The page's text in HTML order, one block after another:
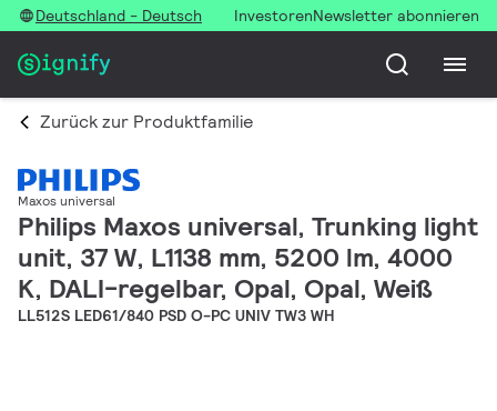
Deutschland - Deutsch InvestorenNewsletter abonnieren
Zurück zur Produktfamilie
Maxos universal
Philips Maxos universal, Trunking light
unit, 37 W, L1138 mm, 5200 lm, 4000
K, DALI-regelbar, Opal, Opal, Weiß
LL512S LED61/840 PSD O-PC UNIV TW3 WH